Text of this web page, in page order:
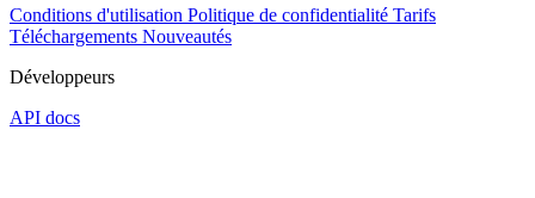
Conditions d'utilisation Politique de confidentialité Tarifs
Téléchargements Nouveautés
Développeurs
API docs